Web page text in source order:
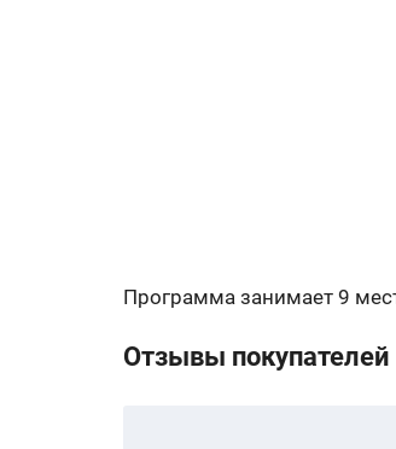
Программа занимает 9
Отзывы покупателей